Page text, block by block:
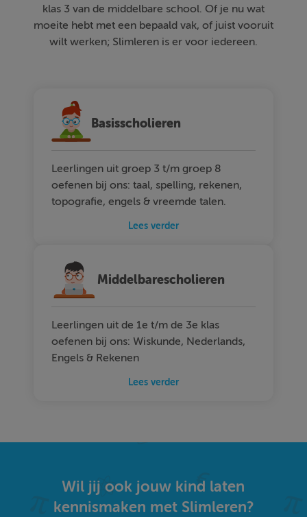
klas 3 van de middelbare school. Of je nu wat
moeite hebt met een bepaald vak, of juist vooruit
wilt werken; Slimleren is er voor iedereen.
Basisscholieren
Leerlingen uit groep 3 t/m groep 8
oefenen bij ons: taal, spelling, rekenen,
topografie, engels & vreemde talen.
Lees verder
Middelbarescholieren
Leerlingen uit de 1e t/m de 3e klas
oefenen bij ons: Wiskunde, Nederlands,
Engels & Rekenen
Lees verder
Wil jij ook jouw kind laten
kennismaken met Slimleren?